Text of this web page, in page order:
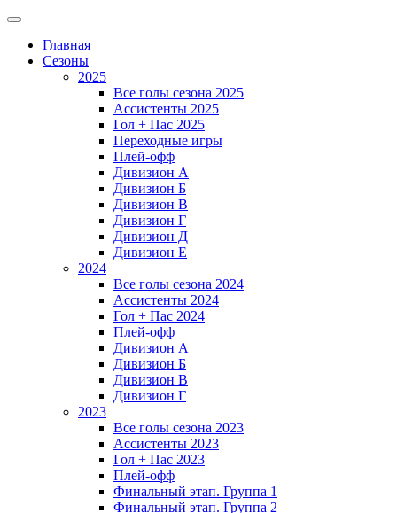
Главная
Сезоны
2025
Все голы сезона 2025
Ассистенты 2025
Гол + Пас 2025
Переходные игры
Плей-офф
Дивизион A
Дивизион Б
Дивизион В
Дивизион Г
Дивизион Д
Дивизион Е
2024
Все голы сезона 2024
Ассистенты 2024
Гол + Пас 2024
Плей-офф
Дивизион A
Дивизион Б
Дивизион В
Дивизион Г
2023
Все голы сезона 2023
Ассистенты 2023
Гол + Пас 2023
Плей-офф
Финальный этап. Группа 1
Финальный этап. Группа 2